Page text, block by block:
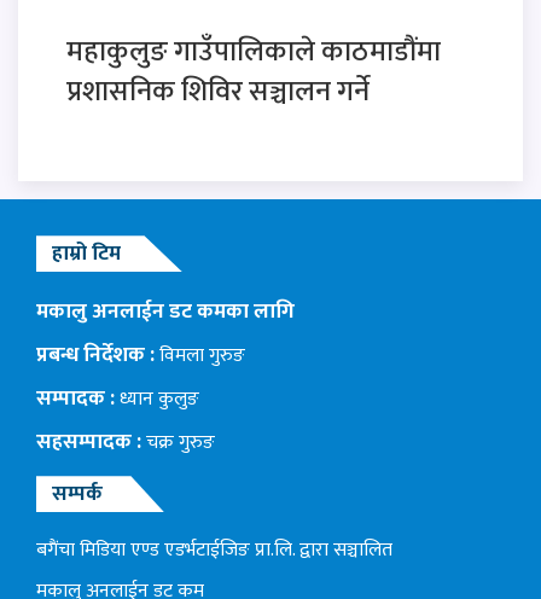
महाकुलुङ गाउँपालिकाले काठमाडौंमा
प्रशासनिक शिविर सञ्चालन गर्ने
हाम्रो टिम
मकालु अनलाईन डट कमका लागि
प्रबन्ध निर्देशक :विमला गुरुङ
सम्पादक :ध्यान कुलुङ
सहसम्पादक :चक्र गुरुङ
सम्पर्क
बगैंचा मिडिया एण्ड एडर्भटाईजिङ प्रा.लि. द्वारा सञ्चालित
मकालु अनलाईन डट कम